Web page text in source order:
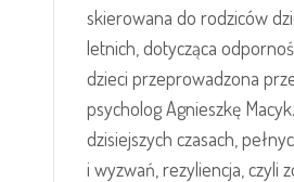
skierowana do rodziców
letnich, dotycząca
dzieci przeprowadzona
psycholog Agnieszkę
dzisiejszych czasach,
i wyzwań, rezyliencja, czyli